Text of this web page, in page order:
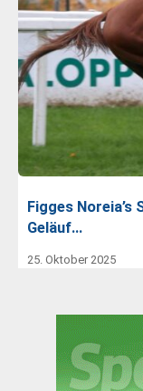
Figges Noreia’s
Geläuf…
25. Oktober 2025